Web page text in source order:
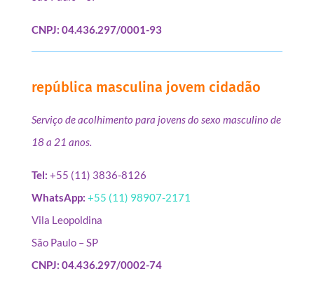
CNPJ: 04.436.297/0001-93
república masculina jovem cidadão
Serviço de acolhimento para jovens do sexo masculino de
18 a 21 anos.
Tel: +55 (11) 3836-8126
WhatsApp: +55 (11) 98907-2171
Vila Leopoldina
São Paulo – SP
CNPJ: 04.436.297/0002-74